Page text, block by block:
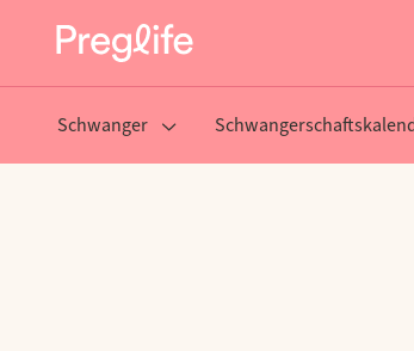
Schwanger